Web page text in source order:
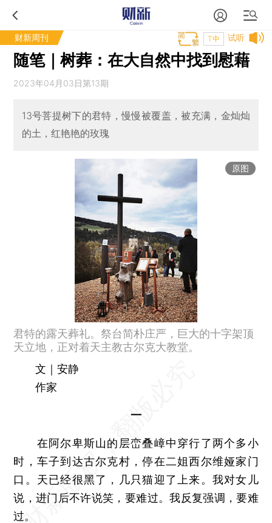
财新周刊 试听
T中
随笔｜树葬：在大自然中找到慰藉
2023年04月03日第13期
13号菩提树下的君特，慢慢被覆盖，被充满，金灿灿
的土，红艳艳的玫瑰
原图
君特的露天葬礼。祭台简朴庄严，巨大的十字架顶
天立地，正对着天主教古尔克大教堂。
文｜安静
作家
一
在阿尔卑斯山的层峦叠嶂中穿行了两个多小
时，车子到达古尔克村，停在二姐西尔维娅家门
口。天已经很黑了，几只猫迎了上来。我对女儿
说，进门后不许说笑，要难过。我反复强调，要难
过。